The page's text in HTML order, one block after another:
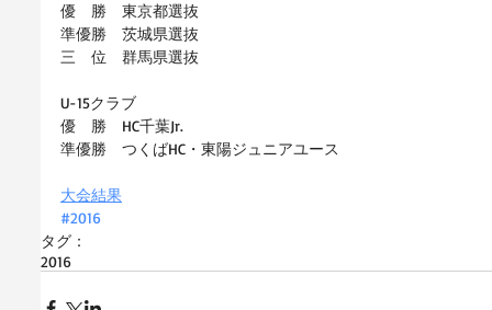
優　勝　東京都選抜
準優勝　茨城県選抜
三　位　群馬県選抜
U-15クラブ
優　勝　HC千葉Jr.
準優勝　つくばHC・東陽ジュニアユース
大会結果
#2016
タグ：
2016